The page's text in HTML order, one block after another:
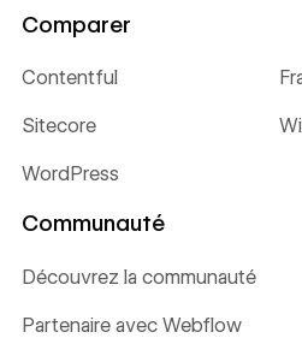
Comparer
Contentful
Sitecore
WordPress
Communauté
Découvrez la communauté
Partenaire avec Webflow